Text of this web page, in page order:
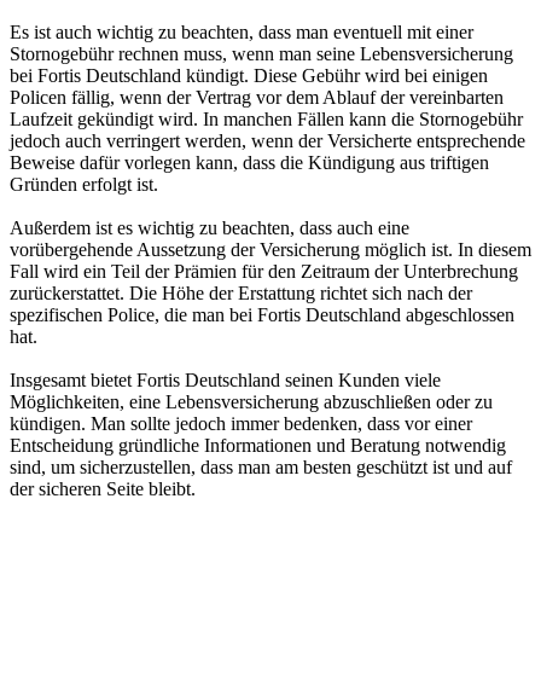
Es ist auch wichtig zu beachten, dass man eventuell mit einer
Stornogebühr rechnen muss, wenn man seine Lebensversicherung
bei Fortis Deutschland kündigt. Diese Gebühr wird bei einigen
Policen fällig, wenn der Vertrag vor dem Ablauf der vereinbarten
Laufzeit gekündigt wird. In manchen Fällen kann die Stornogebühr
jedoch auch verringert werden, wenn der Versicherte entsprechende
Beweise dafür vorlegen kann, dass die Kündigung aus triftigen
Gründen erfolgt ist.
Außerdem ist es wichtig zu beachten, dass auch eine
vorübergehende Aussetzung der Versicherung möglich ist. In diesem
Fall wird ein Teil der Prämien für den Zeitraum der Unterbrechung
zurückerstattet. Die Höhe der Erstattung richtet sich nach der
spezifischen Police, die man bei Fortis Deutschland abgeschlossen
hat.
Insgesamt bietet Fortis Deutschland seinen Kunden viele
Möglichkeiten, eine Lebensversicherung abzuschließen oder zu
kündigen. Man sollte jedoch immer bedenken, dass vor einer
Entscheidung gründliche Informationen und Beratung notwendig
sind, um sicherzustellen, dass man am besten geschützt ist und auf
der sicheren Seite bleibt.